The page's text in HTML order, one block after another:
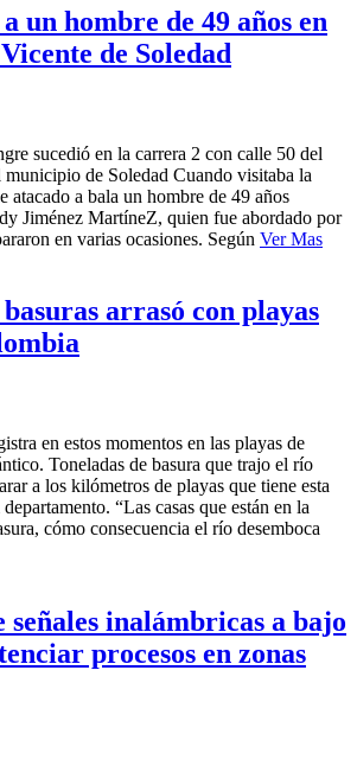
un hombre de 49 años en
de Soledad
sucedió en la carrera 2 con calle 50 del
de Soledad Cuando visitaba la
atacado a bala un hombre de 49 años
Jiménez MartíneZ, quien fue abordado por
en varias ocasiones. Según Ver Mas
arrasó con playas
en estos momentos en las playas de
Toneladas de basura que trajo el río
a los kilómetros de playas que tiene esta
“Las casas que están en la
cómo consecuencia el río desemboca
señales inalámbricas a bajo
procesos en zonas